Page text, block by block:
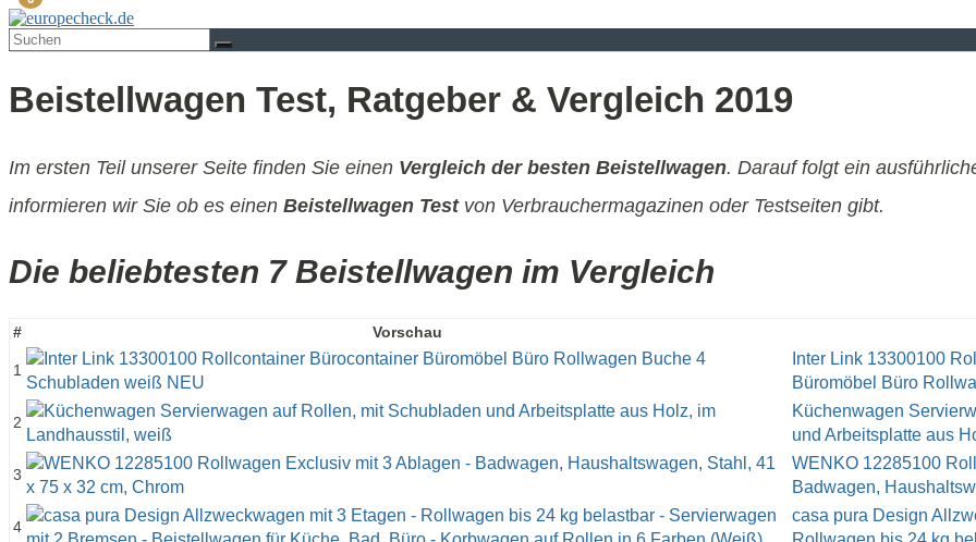
Beistellwagen Test, Ratgeber & Vergleich 2019
Im ersten Teil unserer Seite finden Sie einen Vergleich der besten Beistellwagen. Darauf folgt ein
informieren wir Sie ob es einen Beistellwagen Testvon Verbrauchermagazinen oder Testseiten gibt.
Die beliebtesten 7 Beistellwagen im Vergleich
# Vorschau
1
Inter Link 13300100
Büromöbel Büro
2
Küchenwagen
und Arbeitsplatte aus
3
WENKO 12285100
Badwagen,
4
casa pura Design